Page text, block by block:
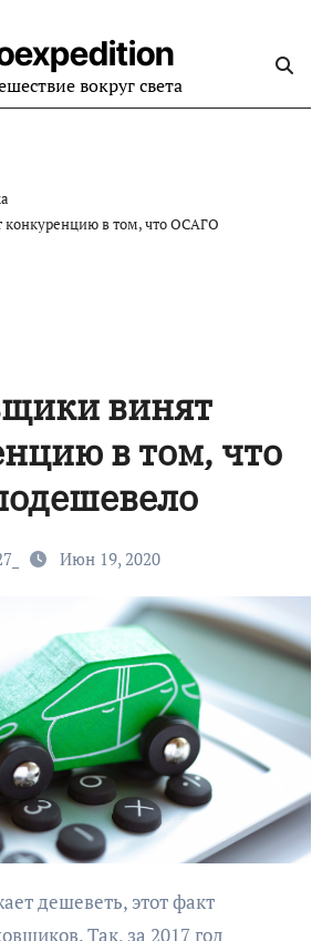
вокруг света
конкуренцию в том, что ОСАГО
винят
в том, что
Июн 19, 2020
Так, за 2017 год